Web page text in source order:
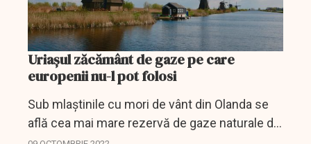
Uriașul zăcământ de gaze pe care
europenii nu-l pot folosi
Sub mlaștinile cu mori de vânt din Olanda se
află cea mai mare rezervă de gaze naturale din